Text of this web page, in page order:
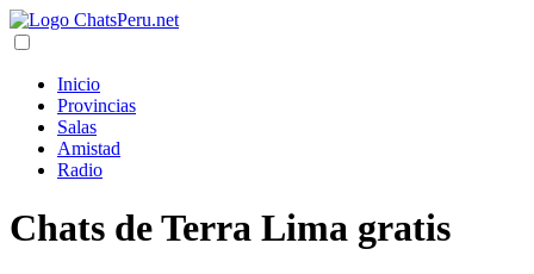
Inicio
Provincias
Salas
Amistad
Radio
Chats de Terra Lima gratis